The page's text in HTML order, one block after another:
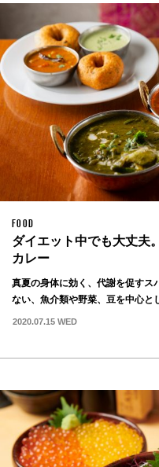
FOOD
ダイエット中でも大丈夫
カレー
真夏の身体に効く、代謝を促すス
ない、魚介類や野菜、豆を中心と
2020.07.15 WED